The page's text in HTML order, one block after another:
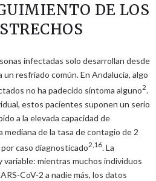
DE LOS
infectadas solo desarrollan desde
resfriado común. En Andalucía, algo
no ha padecido síntoma alguno2.
estos pacientes suponen un serio
a la elevada capacidad de
mediana de la tasa de contagio de 2
caso diagnosticado2,16. La
variable: mientras muchos individuos
CoV-2 a nadie más, los datos